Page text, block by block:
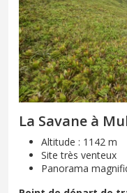
La Savane à
Altitude : 1142 m
Site très venteux
Panorama